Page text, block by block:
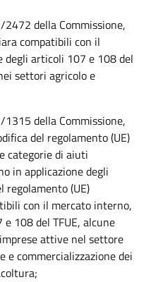
della Commissione,
compatibili con il
degli articoli 107 e 108 del
settori agricolo e
della Commissione,
del regolamento (UE)
categorie di aiuti
in applicazione degli
regolamento (UE)
con il mercato interno,
108 del TFUE, alcune
attive nel settore
e commercializzazione dei